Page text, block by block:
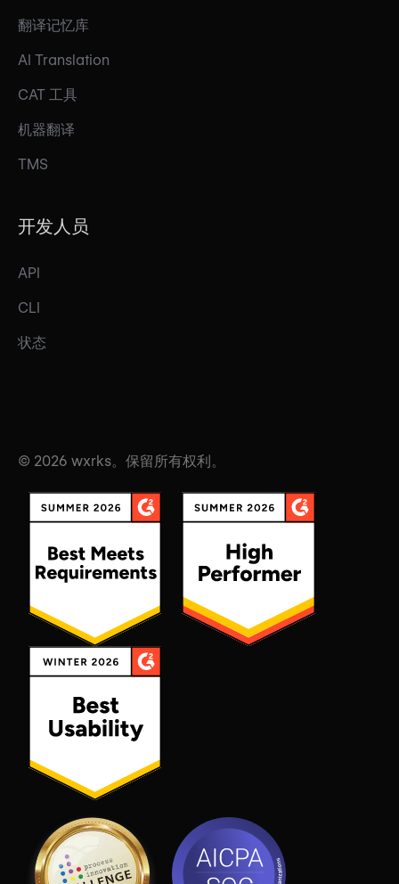
翻译记忆库
AI Translation
CAT 工具
机器翻译
TMS
开发人员
API
CLI
状态
© 2026 wxrks。保留所有权利。